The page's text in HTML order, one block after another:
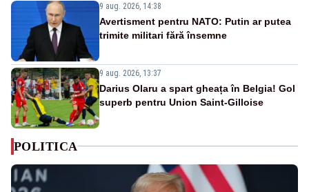
9 aug. 2026, 14:38
Avertisment pentru NATO: Putin ar putea
trimite militari fără însemne
9 aug. 2026, 13:37
Darius Olaru a spart gheața în Belgia! Gol
superb pentru Union Saint-Gilloise
POLITICA